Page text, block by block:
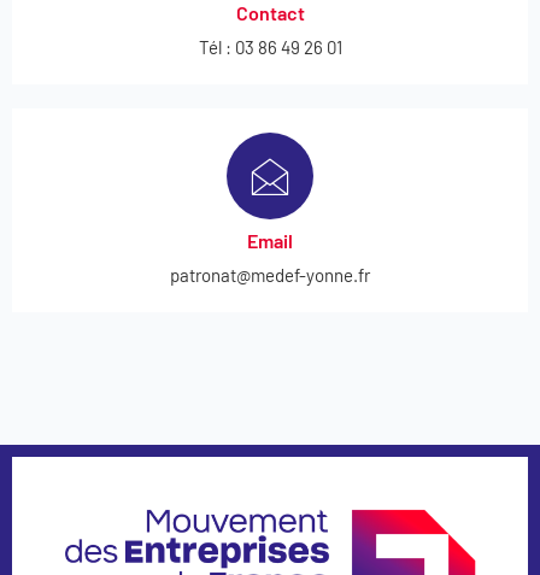
Contact
Tél : 03 86 49 26 01
Email
patronat@medef-yonne.fr